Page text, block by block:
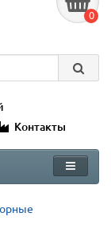
0
Контакты